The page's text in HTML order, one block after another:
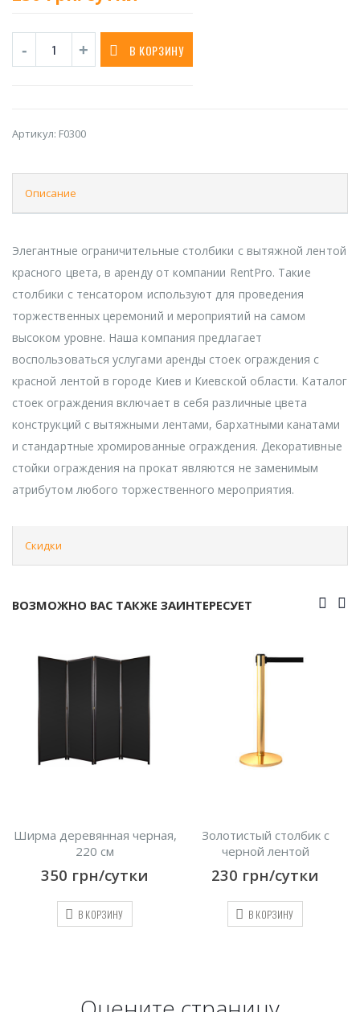
В КОРЗИНУ
Артикул: F0300
Описание
Элегантные ограничительные столбики с вытяжной лентой
красного цвета, в аренду от компании RentPro. Такие
столбики с тенсатором используют для проведения
торжественных церемоний и мероприятий на самом
высоком уровне. Наша компания предлагает
воспользоваться услугами аренды стоек ограждения с
красной лентой в городе Киев и Киевской области. Каталог
стоек ограждения включает в себя различные цвета
конструкций с вытяжными лентами, бархатными канатами
и стандартные хромированные ограждения. Декоративные
стойки ограждения на прокат являются не заменимым
атрибутом любого торжественного мероприятия.
Скидки
ВОЗМОЖНО ВАС ТАКЖЕ ЗАИНТЕРЕСУЕТ
Золотистый столбик с
черной лентой
230грн/сутки
В КОРЗИНУ
Хромированный
синим канатом
150грн/сутки
В КОРЗИНУ